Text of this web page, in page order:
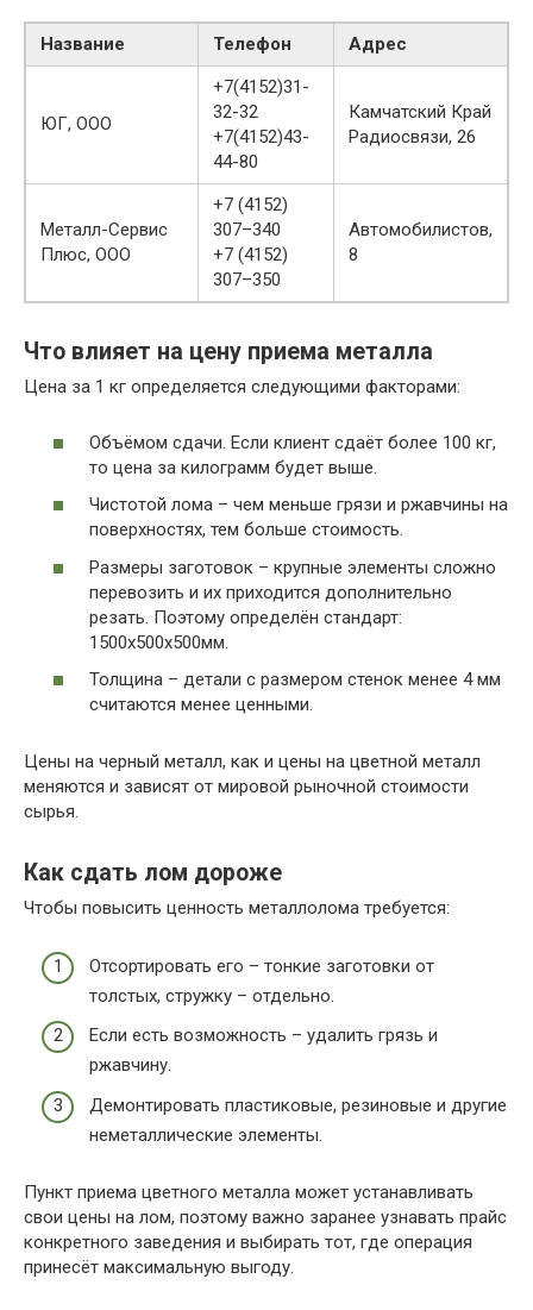
Название Телефон Адрес
ЮГ, ООО
+7(4152)31-
32-32
+7(4152)43-
44-80
Камчатский Край
Радиосвязи, 26
Металл-Сервис
Плюс, ООО
+7 (4152)
307–340
+7 (4152)
307–350
Автомобилистов,
8
Что влияет на цену приема металла
Цена за 1 кг определяется следующими факторами:
Объёмом сдачи. Если клиент сдаёт более 100 кг,
то цена за килограмм будет выше.
Чистотой лома – чем меньше грязи и ржавчины на
поверхностях, тем больше стоимость.
Размеры заготовок – крупные элементы сложно
перевозить и их приходится дополнительно
резать. Поэтому определён стандарт:
1500х500х500мм.
Толщина – детали с размером стенок менее 4 мм
считаются менее ценными.
Цены на черный металл, как и цены на цветной металл
меняются и зависят от мировой рыночной стоимости
сырья.
Как сдать лом дороже
Чтобы повысить ценность металлолома требуется:
Отсортировать его – тонкие заготовки от
толстых, стружку – отдельно.
Если есть возможность – удалить грязь и
ржавчину.
Демонтировать пластиковые, резиновые и другие
неметаллические элементы.
Пункт приема цветного металла может устанавливать
свои цены на лом, поэтому важно заранее узнавать прайс
конкретного заведения и выбирать тот, где операция
принесёт максимальную выгоду.